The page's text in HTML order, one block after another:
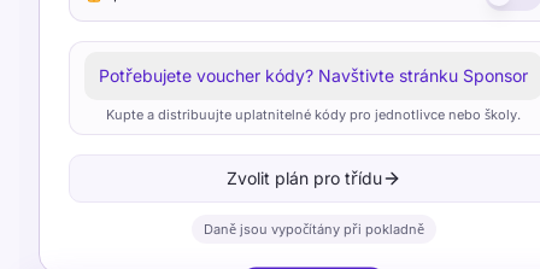
Potřebujete voucher kódy? Navštivte stránku Sponsor
Kupte a distribuujte uplatnitelné kódy pro jednotlivce nebo školy.
Zvolit plán pro třídu
Daně jsou vypočítány při pokladně